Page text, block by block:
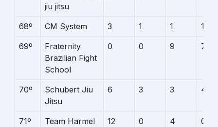
jiu jitsu
68º CM System 3 1 1 12
69º
Fraternity
Brazilian Fight
School
0 0 9 7
70º
Schubert Jiu
Jitsu
6 3 3 4
71º
Team Harmel
12 0 4 0